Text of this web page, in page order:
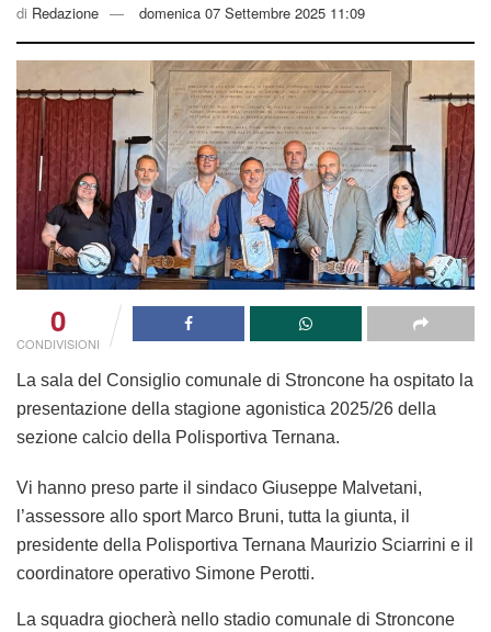
di Redazione domenica 07 Settembre 2025 11:09
0
CONDIVISIONI
La sala del Consiglio comunale di Stroncone ha ospitato la
presentazione della stagione agonistica 2025/26 della
sezione calcio della Polisportiva Ternana.
Vi hanno preso parte il sindaco Giuseppe Malvetani,
l’assessore allo sport Marco Bruni, tutta la giunta, il
presidente della Polisportiva Ternana Maurizio Sciarrini e il
coordinatore operativo Simone Perotti.
La squadra giocherà nello stadio comunale di Stroncone